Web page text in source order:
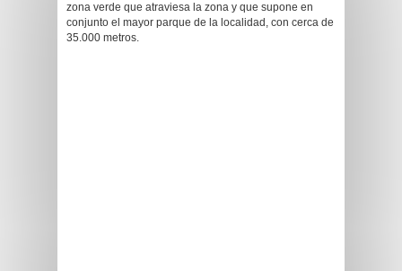
zona verde que atraviesa la zona y que supone en
conjunto el mayor parque de la localidad, con cerca de
35.000 metros.